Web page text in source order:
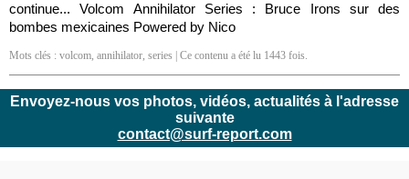
continue... Volcom Annihilator Series : Bruce Irons sur des
bombes mexicaines Powered by Nico
Mots clés : volcom, annihilator, series | Ce contenu a été lu 1443 fois.
Envoyez-nous vos photos, vidéos, actualités à l'adresse
suivante
contact@surf-report.com